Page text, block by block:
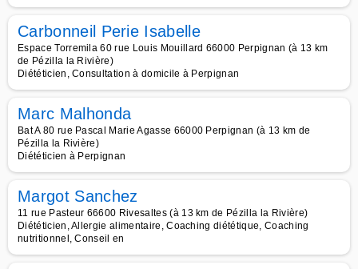
Carbonneil Perie Isabelle
Espace Torremila 60 rue Louis Mouillard 66000 Perpignan (à 13 km
de Pézilla la Rivière)
Diététicien, Consultation à domicile à Perpignan
Marc Malhonda
Bat A 80 rue Pascal Marie Agasse 66000 Perpignan (à 13 km de
Pézilla la Rivière)
Diététicien à Perpignan
Margot Sanchez
11 rue Pasteur 66600 Rivesaltes (à 13 km de Pézilla la Rivière)
Diététicien, Allergie alimentaire, Coaching diététique, Coaching
nutritionnel, Conseil en